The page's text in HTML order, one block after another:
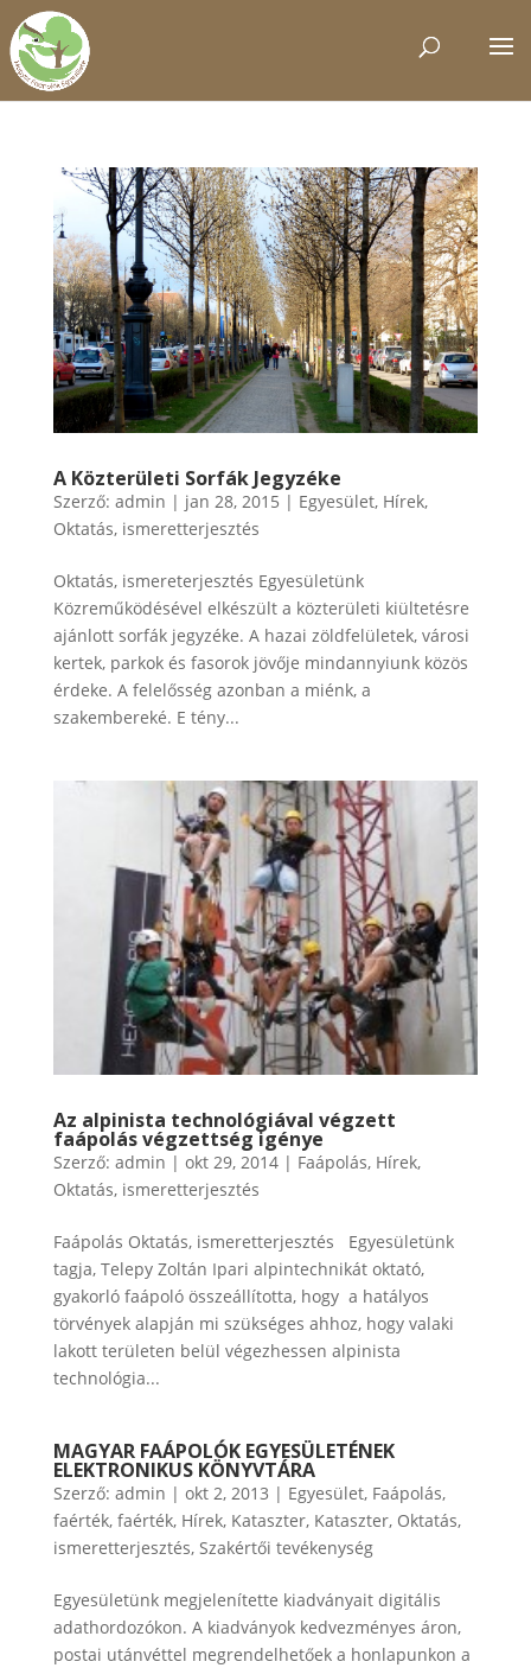
A Közterületi Sorfák Jegyzéke
Szerző: admin | jan 28, 2015 | Egyesület, Hírek,
Oktatás, ismeretterjesztés
Oktatás, ismereterjesztés Egyesületünk
Közreműködésével elkészült a közterületi kiültetésre
ajánlott sorfák jegyzéke. A hazai zöldfelületek, városi
kertek, parkok és fasorok jövője mindannyiunk közös
érdeke. A felelősség azonban a miénk, a
szakembereké. E tény...
Az alpinista technológiával végzett
faápolás végzettség igénye
Szerző: admin | okt 29, 2014| Faápolás, Hírek,
Oktatás, ismeretterjesztés
Faápolás Oktatás, ismeretterjesztés Egyesületünk
tagja, Telepy Zoltán Ipari alpintechnikát oktató,
gyakorló faápoló összeállította, hogy a hatályos
törvények alapján mi szükséges ahhoz, hogy valaki
lakott területen belül végezhessen alpinista
technológia...
MAGYAR FAÁPOLÓK EGYESÜLETÉNEK
ELEKTRONIKUS KÖNYVTÁRA
Szerző: admin | okt 2, 2013 | Egyesület, Faápolás,
faérték, faérték, Hírek, Kataszter, Kataszter, Oktatás,
ismeretterjesztés, Szakértői tevékenység
Egyesületünk megjelenítette kiadványait digitális
adathordozókon. A kiadványok kedvezményes áron,
postai utánvéttel megrendelhetőek a honlapunkon a